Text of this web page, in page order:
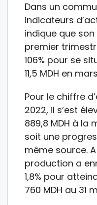
Dans un
indicateurs
indique que
premier
106% pour se
11,5 MDH en
Pour le chiffre
2022, il s’est
889,8 MDH à la
soit une
même source.
production a
1,8% pour
760 MDH au 31